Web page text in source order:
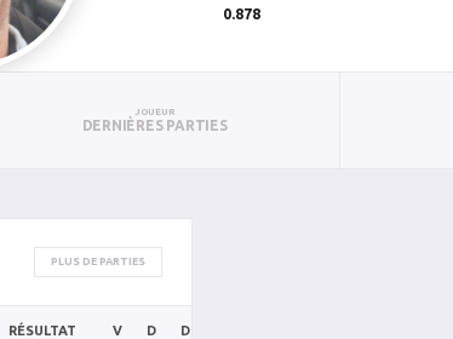
0.878
JOUEUR
DERNIÈRES PARTIES
PLUS DE PARTIES
RÉSULTAT V D DP/DF/N